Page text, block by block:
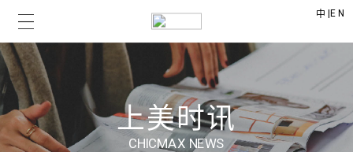
中 |EN
上美时讯
CHICMAX NEWS